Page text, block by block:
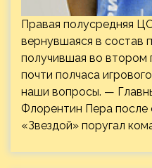
Правая полусредняя
вернувшаяся в состав
получившая во втором
почти полчаса
наши вопросы. —
Флорентин Пера после
«Звездой» поругал